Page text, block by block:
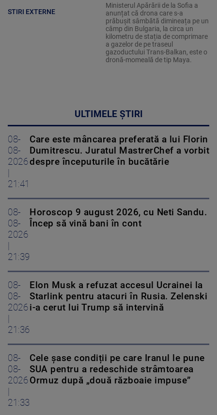
STIRI EXTERNE
Ministerul Apărării de la Sofia a
anunțat că drona care s-a
prăbușit sâmbătă dimineața pe un
câmp din Bulgaria, la circa un
kilometru de stația de comprimare
a gazelor de pe traseul
gazoductului Trans-Balkan, este o
dronă-momeală de tip Maya.
ULTIMELE ȘTIRI
08-
08-
2026
|
21:41
Care este mâncarea preferată a lui Florin
Dumitrescu. Juratul MastrerChef a vorbit
despre începuturile în bucătărie
08-
08-
2026
|
21:39
Horoscop 9 august 2026, cu Neti Sandu.
Încep să vină bani în cont
08-
08-
2026
|
21:36
Elon Musk a refuzat accesul Ucrainei la
Starlink pentru atacuri în Rusia. Zelenski
i-a cerut lui Trump să intervină
08-
08-
2026
|
21:33
Cele șase condiții pe care Iranul le pune
SUA pentru a redeschide strâmtoarea
Ormuz după „două războaie impuse”